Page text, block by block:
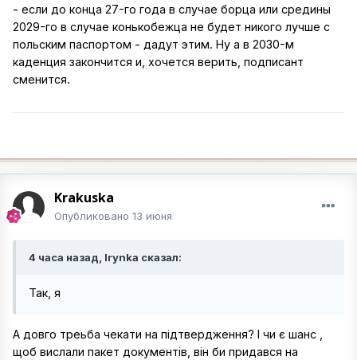
- если до конца 27-го года в случае борца или средины
2029-го в случае конькобежца не будет никого лучше с
польским паспортом - дадут этим. Ну а в 2030-м
каденция закончится и, хочется верить, подписант
сменится.
Krakuska
Опубликовано 13 июня
4 часа назад, Irynka сказал:
Так, я
А довго треьба чекати на підтвердження? І чи є шанс ,
щоб вислали пакет документів, він би придався на